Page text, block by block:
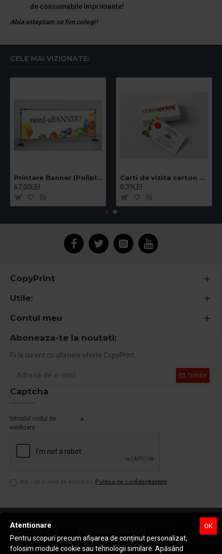
de consumabile imprimante!
Abia asteptam sa fim colegi!
CELE MAI VIZIONATE:
Printare Banner (Poliplan) - pret/mp
67,00LEI
Carti de vizita carton standard 300g
0,39LEI
CopyPrint
Utile:
Contul meu
Aboneaza-te la noutati:
Fii la curent cu ultimele oferte CopyPrint
Trimite
Captcha
Introdul codul de
verificare
Am citit şi sunt de acord cu Politica de confidentialitate
© 2022, CopyPrint
ANPC – Soluționarea
Soluționarea online a
OK
Atentionare
Pentru scopuri precum afișarea de conținut personalizat,
folosim module cookie sau tehnologii similare. Apăsând